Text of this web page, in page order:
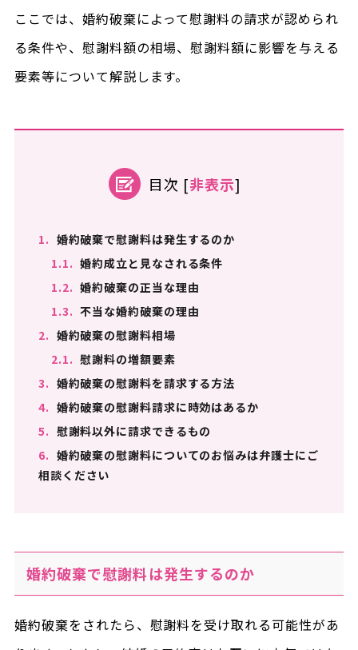
ここでは、婚約破棄によって慰謝料の請求が認められ
る条件や、慰謝料額の相場、慰謝料額に影響を与える
要素等について解説します。
目次 [非表示]
1. 婚約破棄で慰謝料は発生するのか
1.1. 婚約成立と見なされる条件
1.2. 婚約破棄の正当な理由
1.3. 不当な婚約破棄の理由
2. 婚約破棄の慰謝料相場
2.1. 慰謝料の増額要素
3. 婚約破棄の慰謝料を請求する方法
4. 婚約破棄の慰謝料請求に時効はあるか
5. 慰謝料以外に請求できるもの
6. 婚約破棄の慰謝料についてのお悩みは弁護士にご
相談ください
婚約破棄で慰謝料は発生するのか
婚約破棄をされたら、慰謝料を受け取れる可能性があ